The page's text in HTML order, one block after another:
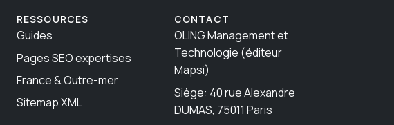
RESSOURCES
Guides
Pages SEO expertises
France & Outre-mer
Sitemap XML
CONTACT
OLING Management et
Technologie (éditeur
Mapsi)
Siège: 40 rue Alexandre
DUMAS, 75011 Paris